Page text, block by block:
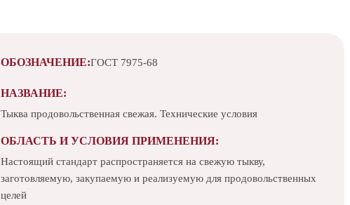
ОБОЗНАЧЕНИЕ:ГОСТ 7975-68
НАЗВАНИЕ:
Тыква продовольственная свежая. Технические условия
ОБЛАСТЬ И УСЛОВИЯ ПРИМЕНЕНИЯ:
Настоящий стандарт распространяется на свежую тыкву,
заготовляемую, закупаемую и реализуемую для продовольственных
целей